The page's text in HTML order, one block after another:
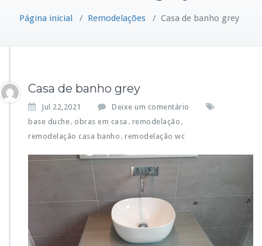
Página inicial / Remodelações / Casa de banho grey
Casa de banho grey
Jul 22,2021
Deixe um comentário
base duche, obras em casa , remodelação ,
remodelação casa banho , remodelação wc